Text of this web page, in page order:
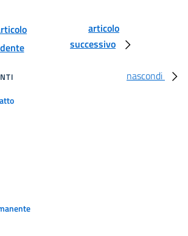
articolo
successivo
nascondi